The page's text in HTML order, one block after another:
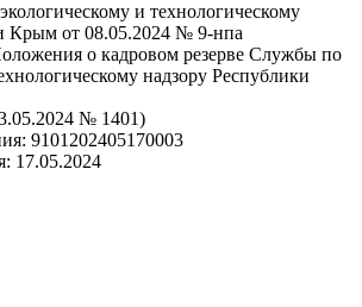
и технологическому
Крым от 08.05.2024 № 9-нпа
о кадровом резерве Службы по
надзору Республики
№ 1401)
9101202405170003
17.05.2024